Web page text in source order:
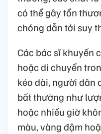
có thể gây tổn
chóng dẫn tới suy
Các bác sĩ khuyến
hoặc di chuyển
kéo dài, người dân
bất thường như
hoặc nhiều giờ
màu, vàng đậm